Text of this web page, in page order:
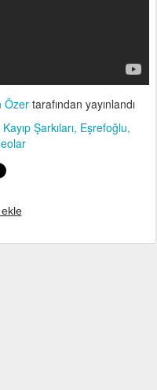
Özertarafından yayınlandı
Şarkıları Eşrefoğlu